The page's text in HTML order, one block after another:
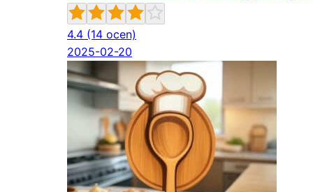
4.4 (14 ocen)
2025-02-20